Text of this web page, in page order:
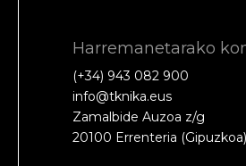
Harremanetarako
(+34) 943 082 900
info@tknika.eus
Zamalbide Auzoa z/g
20100 Errenteria (Gipuzkoa)